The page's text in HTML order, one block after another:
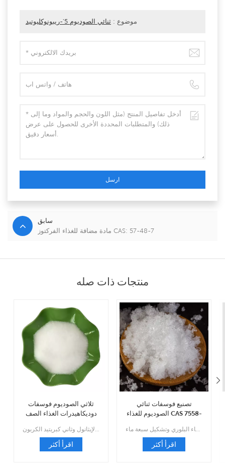
موضوع : ثنائي الصوديوم 5'-ريبونوكليوتيد
ارسل
سابق
مادة مضافة للغذاء الفركتوز CAS: 57-48-7
منتجات ذات صله
ثلاثي الصوديوم فوسفات
دوديكاهيدرات الغذاء الصف
اقرأ أكثر
تصنيع فوسفات ثنائي
الصوديوم للغذاء CAS 7558-
اقرأ أكثر